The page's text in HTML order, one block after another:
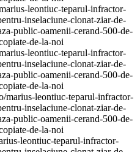
leontiuc-teparul-infractor-
inselaciune-clonat-ziar-de-
public-oamenii-cerand-500-de-
de-la-noi
leontiuc-teparul-infractor-
inselaciune-clonat-ziar-de-
public-oamenii-cerand-500-de-
de-la-noi
marius-leontiuc-teparul-infractor-
inselaciune-clonat-ziar-de-
public-oamenii-cerand-500-de-
de-la-noi
leontiuc-teparul-infractor-